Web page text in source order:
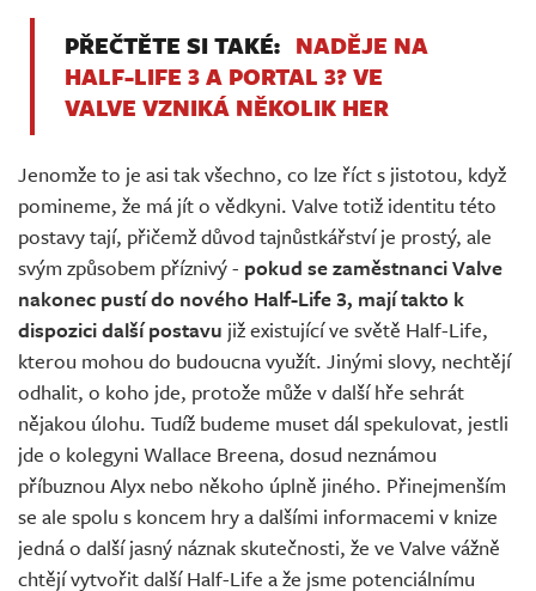
PŘEČTĚTE SI TAKÉ: NADĚJE NA
HALF-LIFE 3 A PORTAL 3? VE
VALVE VZNIKÁ NĚKOLIK HER
Jenomže to je asi tak všechno, co lze říct s jistotou, když
pomineme, že má jít o vědkyni. Valve totiž identitu této
postavy tají, přičemž důvod tajnůstkářství je prostý, ale
svým způsobem příznivý - pokud se zaměstnanci Valve
nakonec pustí do nového Half-Life 3, mají takto k
dispozici další postavu již existující ve světě Half-Life,
kterou mohou do budoucna využít. Jinými slovy, nechtějí
odhalit, o koho jde, protože může v další hře sehrát
nějakou úlohu. Tudíž budeme muset dál spekulovat, jestli
jde o kolegyni Wallace Breena, dosud neznámou
příbuznou Alyx nebo někoho úplně jiného. Přinejmenším
se ale spolu s koncem hry a dalšími informacemi v knize
jedná o další jasný náznak skutečnosti, že ve Valve vážně
chtějí vytvořit další Half-Life a že jsme potenciálnímu